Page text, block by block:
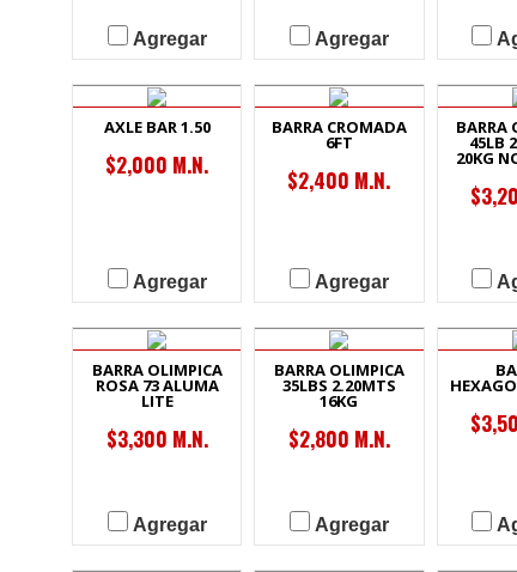
Agregar Agregar
AXLE BAR 1.50
$2,000 M.N.
Agregar
BARRA CROMADA
6FT
$2,400 M.N.
Agregar
BARRA
45LB
20KG
BARRA OLIMPICA
ROSA 73 ALUMA
LITE
$3,300 M.N.
Agregar
BARRA OLIMPICA
35LBS 2.20MTS
16KG
$2,800 M.N.
Agregar